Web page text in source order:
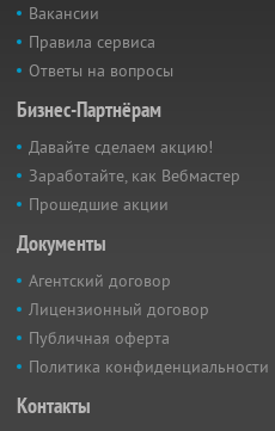
Вакансии
Правила сервиса
Ответы на вопросы
Бизнес-Партнёрам
Давайте сделаем акцию!
Заработайте, как Вебмастер
Прошедшие акции
Документы
Агентский договор
Лицензионный договор
Публичная оферта
Политика конфиденциальности
Контакты